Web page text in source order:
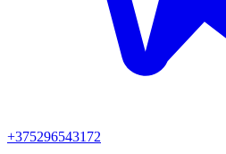
+375296543172